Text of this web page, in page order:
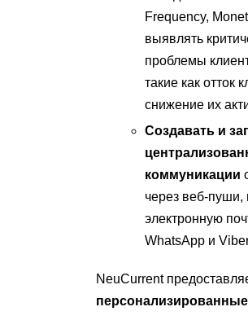
Frequency,
выявлять
проблемы
такие как отток
снижение их
Создавать и
коммуникации
через веб-пуши,
электронную
WhatsApp и
NeuCurrent
персонализированные